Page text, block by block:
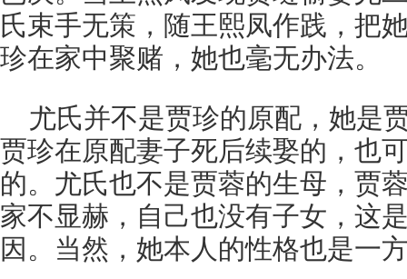
氏束手无策，随王熙凤作践，把
珍在家中聚赌，她也毫无办法。
尤氏并不是贾珍的原配，她是
贾珍在原配妻子死后续娶的，也
的。尤氏也不是贾蓉的生母，贾
家不显赫，自己也没有子女，这
因。当然，她本人的性格也是一